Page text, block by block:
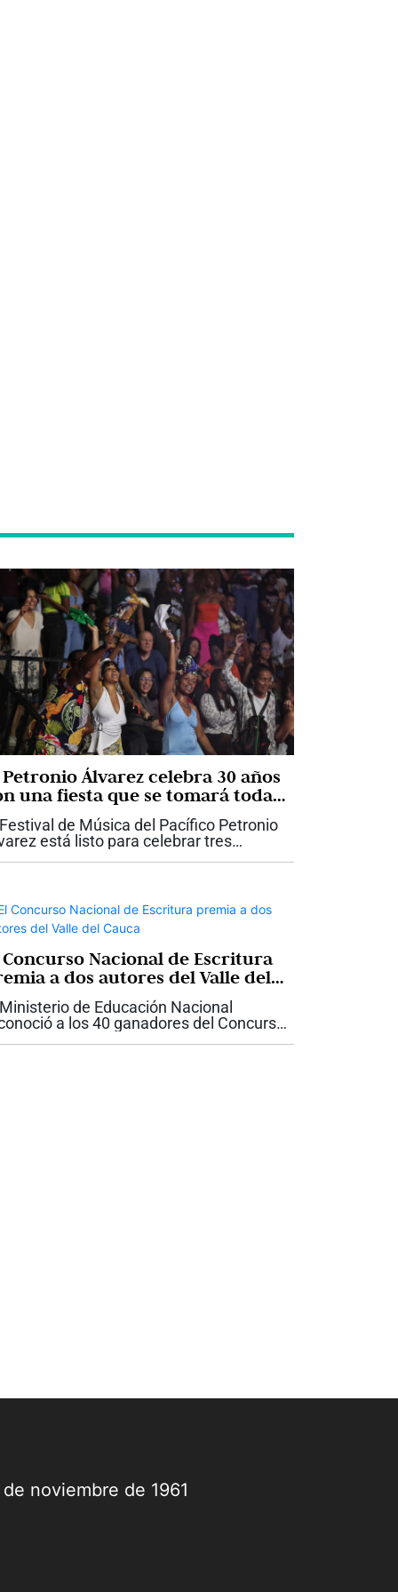
Petronio Álvarez celebra 30 años
una fiesta que se tomará toda
de Música del Pacífico Petronio
está listo para celebrar tres
de historia con una programación
Concurso Nacional de Escritura
a dos autores del Valle del
de Educación Nacional
a los 40 ganadores del Concurso
de Escritura 2026: Historias de
noviembre de 1961